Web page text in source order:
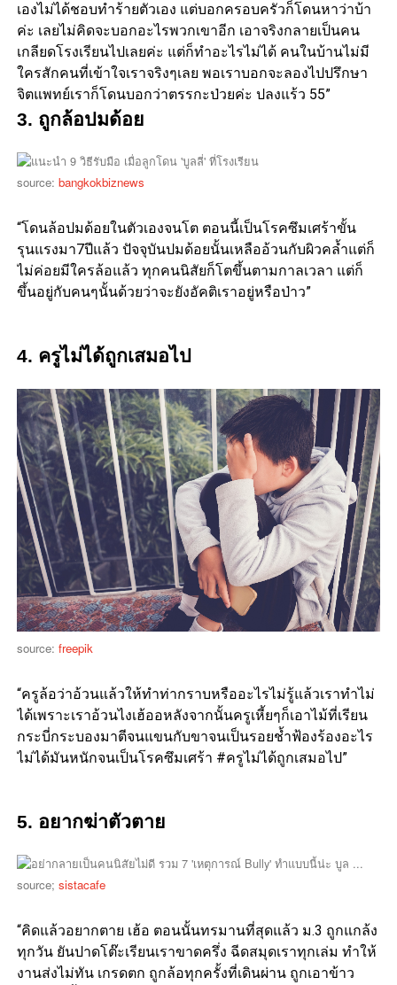
เองไม่ได้ชอบทำร้ายตัวเอง แต่บอกครอบครัวก็โดนหาว่าบ้า
ค่ะ เลยไม่คิดจะบอกอะไรพวกเขาอีก เอาจริงกลายเป็นคน
เกลียดโรงเรียนไปเลยค่ะ แต่ก็ทำอะไรไม่ได้ คนในบ้านไม่มี
ใครสักคนที่เข้าใจเราจริงๆเลย พอเราบอกจะลองไปปรึกษา
จิตแพทย์เราก็โดนบอกว่าตรรกะป่วยค่ะ ปลงแร้ว 55”
3. ถูกล้อปมด้อย
source: bangkokbiznews
“โดนล้อปมด้อยในตัวเองจนโต ตอนนี้เป็นโรคซึมเศร้าขั้น
รุนแรงมา7ปีแล้ว ปัจจุบันปมด้อยนั้นเหลืออ้วนกับผิวคล้ำแต่ก็
ไม่ค่อยมีใครล้อแล้ว ทุกคนนิสัยก็โตขึ้นตามกาลเวลา แต่ก็
ขึ้นอยู่กับคนๆนั้นด้วยว่าจะยังอัคติเราอยู่หรือป่าว”
4. ครูไม่ได้ถูกเสมอไป
source: freepik
“ครูล้อว่าอ้วนแล้วให้ทำท่ากราบหรืออะไรไม่รู้แล้วเราทำไม่
ได้เพราะเราอ้วนไงเฮ้ออหลังจากนั้นครูเหี้ยๆก็เอาไม้ที่เรียน
กระบี่กระบองมาตีจนแขนกับขาจนเป็นรอยช้ำฟ้องร้องอะไร
ไม่ได้มันหนักจนเป็นโรคซึมเศร้า #ครูไม่ได้ถูกเสมอไป”
5. อยากฆ่าตัวตาย
source; sistacafe
“คิดแล้วอยากตาย เฮ้อ ตอนนั้นทรมานที่สุดแล้ว ม.3 ถูกแกล้ง
ทุกวัน ยันปาดโต๊ะเรียนเราขาดครึ่ง ฉีดสมุดเราทุกเล่ม ทำให้
งานส่งไม่ทัน เกรดตก ถูกล้อทุกครั้งที่เดินผ่าน ถูกเอาข้าว